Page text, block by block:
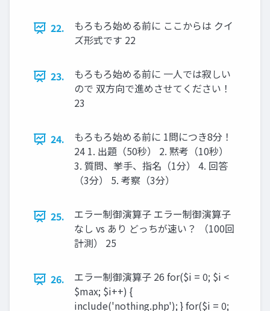
22.
もろもろ始める前に ここからは クイ
ズ形式です 22
23.
もろもろ始める前に 一人では寂しい
ので 双方向で進めさせてください！
23
24.
もろもろ始める前に 1問につき8分！
24 1. 出題（50秒） 2. 黙考（10秒）
3. 質問、挙手、指名（1分） 4. 回答
（3分） 5. 考察（3分）
25.
エラー制御演算子 エラー制御演算子
なし vs あり どっちが速い？ （100回
計測） 25
26.
エラー制御演算子 26 for($i = 0; $i <
$max; $i++) {
include('nothing.php'); } for($i = 0;